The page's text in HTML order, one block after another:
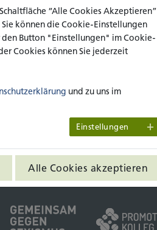
“Alle Cookies Akzeptieren”
können die Cookie-Einstellungen
Button "Einstellungen" im Cookie-
Cookies können Sie jederzeit
und zu uns im
Einstellungen
Alle Cookies akzeptieren